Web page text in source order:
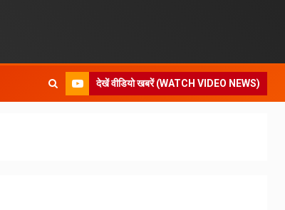
देखें वीडियो खबरें (WATCH VIDEO NEWS)